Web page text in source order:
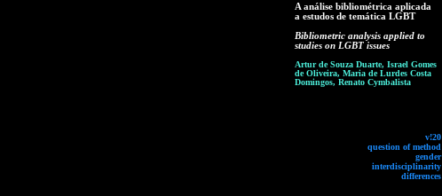
A análise bibliométrica aplicada
a estudos de temática LGBT
Bibliometric analysis applied to
studies on LGBT issues
Artur de Souza Duarte, Israel Gomes
de Oliveira, Maria de Lurdes Costa
Domingos, Renato Cymbalista
v!20
question of method
gender
interdisciplinarity
differences